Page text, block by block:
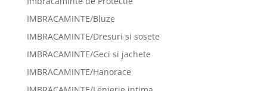
IMBRACAMINTE/Bluze
IMBRACAMINTE/Dresuri si sosete
IMBRACAMINTE/Geci si jachete
IMBRACAMINTE/Hanorace